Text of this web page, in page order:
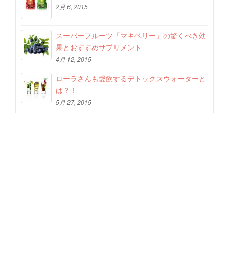
2月 6, 2015
スーパーフルーツ「マキベリー」の驚くべき効
果とおすすめサプリメント
4月 12, 2015
ローラさんも愛飲するデトックスウォーターと
は？！
5月 27, 2015